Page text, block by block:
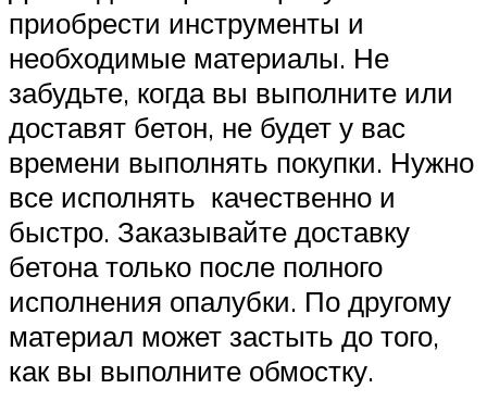
приобрести инструменты и
необходимые материалы. Не
забудьте, когда вы выполните или
доставят бетон, не будет у вас
времени выполнять покупки. Нужно
все исполнять качественно и
быстро. Заказывайте доставку
бетона только после полного
исполнения опалубки. По другому
материал может застыть до того,
как вы выполните обмостку.